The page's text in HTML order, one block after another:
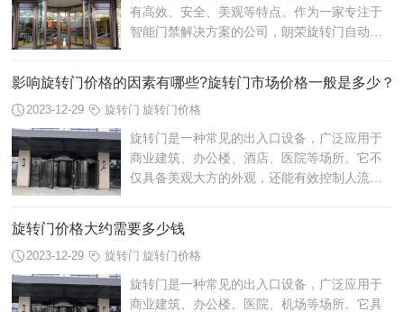
有高效、安全、美观等特点。作为一家专注于
智能门禁解决方案的公司，朗荣旋转门自动门
影响旋转门价格的因素有哪些?旋转门市场价格一般是多少？
2023-12-29 旋转门 旋转门价格
旋转门是一种常见的出入口设备，广泛应用于
商业建筑、办公楼、酒店、医院等场所。它不
仅具备美观大方的外观，还能有效控制人流，
旋转门价格大约需要多少钱
2023-12-29 旋转门 旋转门价格
旋转门是一种常见的出入口设备，广泛应用于
商业建筑、办公楼、医院、机场等场所。它具